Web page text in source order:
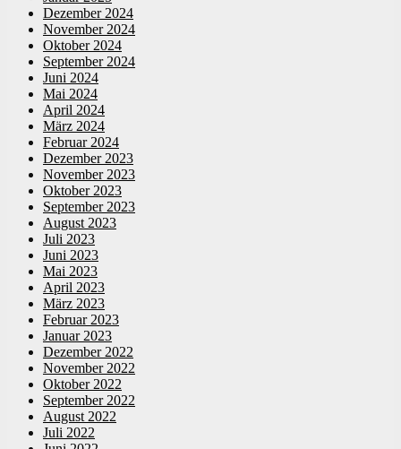
Dezember 2024
November 2024
Oktober 2024
September 2024
Juni 2024
Mai 2024
April 2024
März 2024
Februar 2024
Dezember 2023
November 2023
Oktober 2023
September 2023
August 2023
Juli 2023
Juni 2023
Mai 2023
April 2023
März 2023
Februar 2023
Januar 2023
Dezember 2022
November 2022
Oktober 2022
September 2022
August 2022
Juli 2022